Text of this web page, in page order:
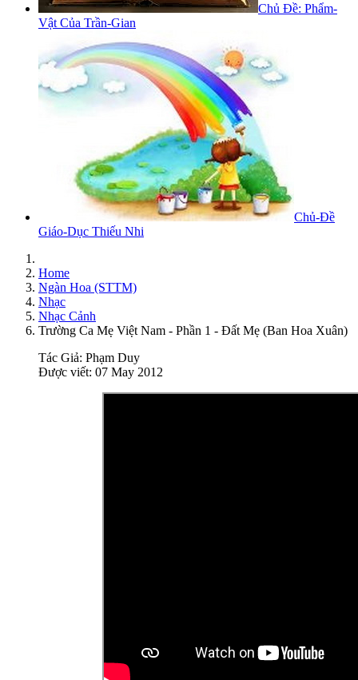
Chủ Đề: Phẩm-
Vật Của Trần-Gian
Chủ-Đề
Giáo-Dục Thiếu Nhi
Home
Ngàn Hoa (STTM)
Nhạc
Nhạc Cảnh
Trường Ca Mẹ Việt Nam - Phần 1 - Đất Mẹ (Ban Hoa Xuân)
Tác Giả: Phạm Duy
Được viết: 07 May 2012